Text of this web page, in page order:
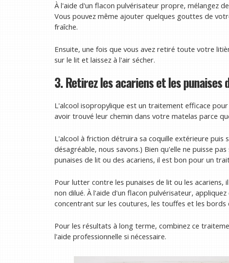
À l'aide d'un flacon pulvérisateur propre, mélangez
Vous pouvez même ajouter quelques gouttes de
fraîche.
Ensuite, une fois que vous avez retiré toute votre
sur le lit et laissez à l'air sécher.
3. Retirez les acariens et les punaises
L'alcool isopropylique est un traitement efficace
avoir trouvé leur chemin dans votre matelas parce
L'alcool à friction détruira sa coquille extérieure puis
désagréable, nous savons.) Bien qu'elle ne puisse
punaises de lit ou des acariens, il est bon pour un
Pour lutter contre les punaises de lit ou les
non dilué. À l'aide d'un flacon pulvérisateur,
concentrant sur les coutures, les touffes et les bords
Pour les résultats à long terme, combinez ce
l'aide professionnelle si nécessaire.